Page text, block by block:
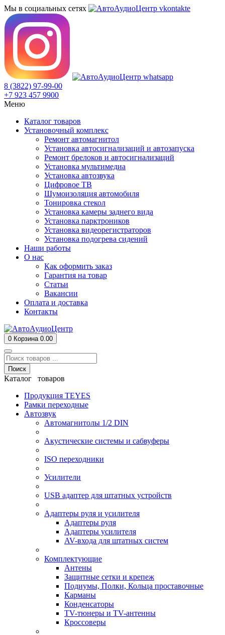
Мы в социальных сетях
8 (3822) 97-99-00
+7 923 457 9900
Меню
Каталог товаров
Установочный комплекс
Ремонт автомагнитол
Установка автосигнализаций и автозапуска
Ремонт брелоков и автосигнализаций
Установка мультимедиа
Установка автозвука
Цифровое ТВ
Шумоизоляция автомобиля
Тонировка стекол
Установка камеры заднего вида
Установка парктроников
Установка видеорегистраторов
Установка подогрева сидений
Наши работы
О нас
Как оформить заказ
Гарантия на товар
Статьи
Вакансии
Оплата и доставка
Контакты
0 Корзина 0.00
Поиск
Каталог товаров
Продукция TEYES
Рамки переходные
Автозвук
Автомагнитолы 1/2 DIN
Акустические системы и сабвуферы
ISO переходники
Усилители
USB адаптер для штатных устройств
Адаптеры руля и усилителя
Адаптеры руля
Адаптеры усилителя
AV-входа для штатных систем
Комплектующие
Антены
Защитные сетки и крепеж
Подиумы, Полки, Кольца проставочные
Карманы
Конденсаторы
TV-тюнеры и TV-антенны
Кроссоверы